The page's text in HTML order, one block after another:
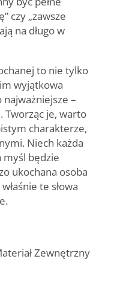
czy „zawsze
na długo w
to nie tylko
wyjątkowa
–
Tworząc je, warto
charakterze,
Niech każda
myśl będzie
ukochana osoba
te słowa
Zewnętrzny